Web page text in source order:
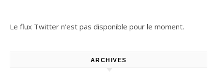
Le flux Twitter n’est pas disponible pour le moment.
ARCHIVES